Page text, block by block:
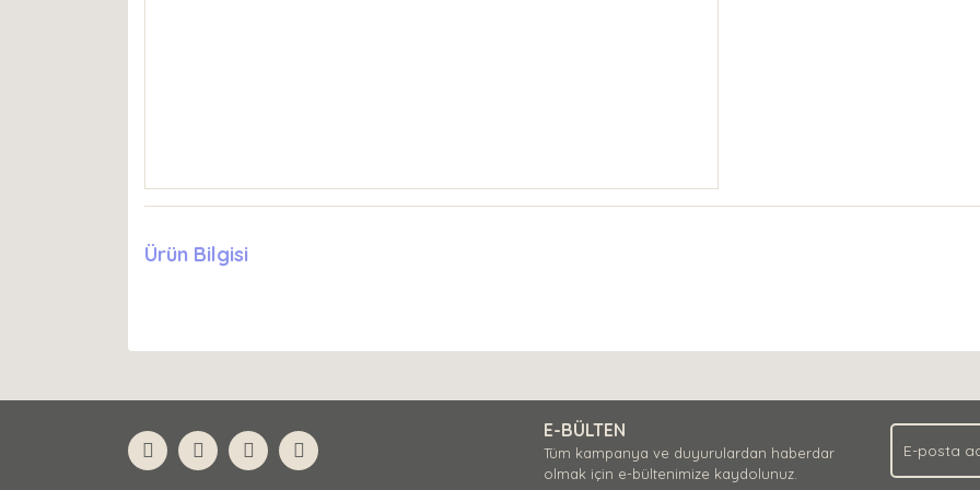
Ürün Bilgisi
E-BÜLTEN
Tüm kampanya ve duyurulardan haberdar
olmak için e-bültenimize kaydolunuz.